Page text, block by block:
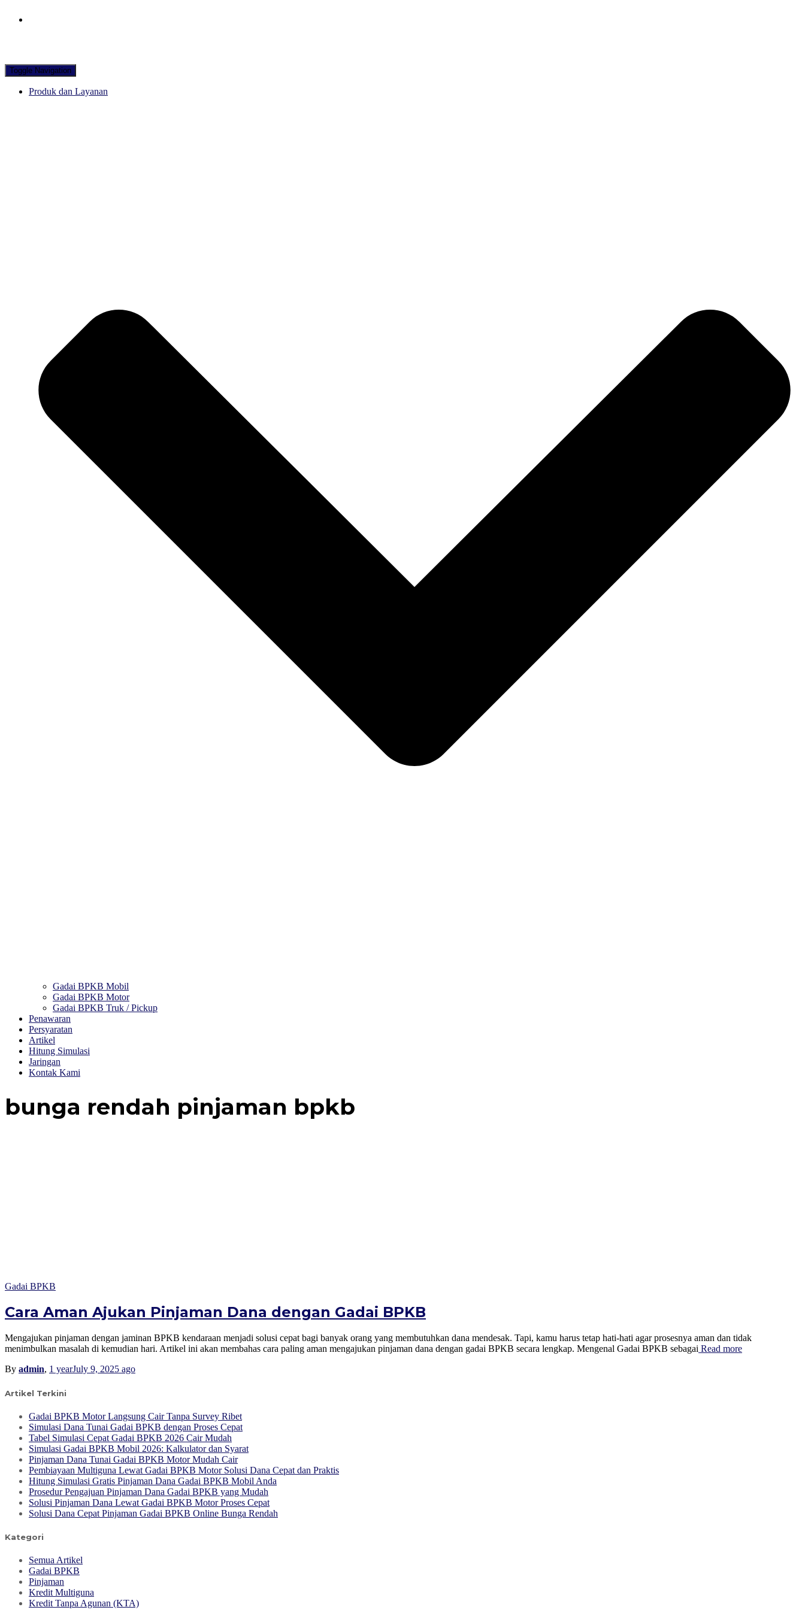
Toggle Navigation
Produk dan Layanan
Gadai BPKB Mobil
Gadai BPKB Motor
Gadai BPKB Truk / Pickup
Penawaran
Persyaratan
Artikel
Hitung Simulasi
Jaringan
Kontak Kami
bunga rendah pinjaman bpkb
Gadai BPKB
Cara Aman Ajukan Pinjaman Dana dengan Gadai BPKB
Mengajukan pinjaman dengan jaminan BPKB kendaraan menjadi solusi cepat bagi banyak orang yang membutuhkan dana mendesak. Tapi, kamu harus tetap hati-hati agar prosesnya aman dan tidak
menimbulkan masalah di kemudian hari. Artikel ini akan membahas cara paling aman mengajukan pinjaman dana dengan gadai BPKB secara lengkap. Mengenal Gadai BPKB sebagai Read more
By admin, 1 yearJuly 9, 2025 ago
Artikel Terkini
Gadai BPKB Motor Langsung Cair Tanpa Survey Ribet
Simulasi Dana Tunai Gadai BPKB dengan Proses Cepat
Tabel Simulasi Cepat Gadai BPKB 2026 Cair Mudah
Simulasi Gadai BPKB Mobil 2026: Kalkulator dan Syarat
Pinjaman Dana Tunai Gadai BPKB Motor Mudah Cair
Pembiayaan Multiguna Lewat Gadai BPKB Motor Solusi Dana Cepat dan Praktis
Hitung Simulasi Gratis Pinjaman Dana Gadai BPKB Mobil Anda
Prosedur Pengajuan Pinjaman Dana Gadai BPKB yang Mudah
Solusi Pinjaman Dana Lewat Gadai BPKB Motor Proses Cepat
Solusi Dana Cepat Pinjaman Gadai BPKB Online Bunga Rendah
Kategori
Semua Artikel
Gadai BPKB
Pinjaman
Kredit Multiguna
Kredit Tanpa Agunan (KTA)